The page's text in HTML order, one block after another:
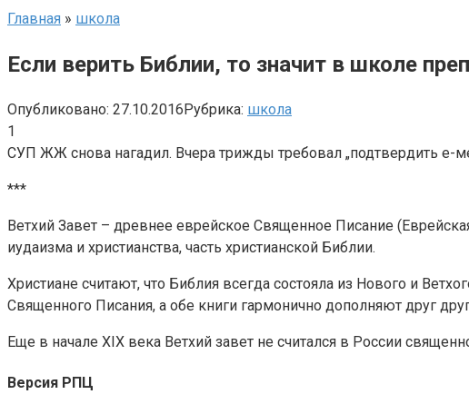
Главная » школа
Если верить Библии, то значит в школе
Опубликовано: 27.10.2016Рубрика: школа
1
СУП ЖЖ снова нагадил. Вчера трижды требовал „подтвердить
***
Ветхий Завет – древнее еврейское Священное Писание
иудаизма и христианства, часть христианской Библии.
Христиане считают, что Библия всегда состояла из Нового и
Священного Писания, а обе книги гармонично дополняют друг
Еще в начале XIX века Ветхий завет не считался в России
Версия РПЦ